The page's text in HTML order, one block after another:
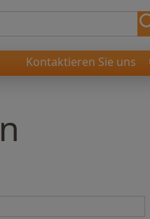
Kontaktieren Sie uns